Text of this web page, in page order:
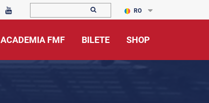
RO
ACADEMIA FMF BILETE SHOP